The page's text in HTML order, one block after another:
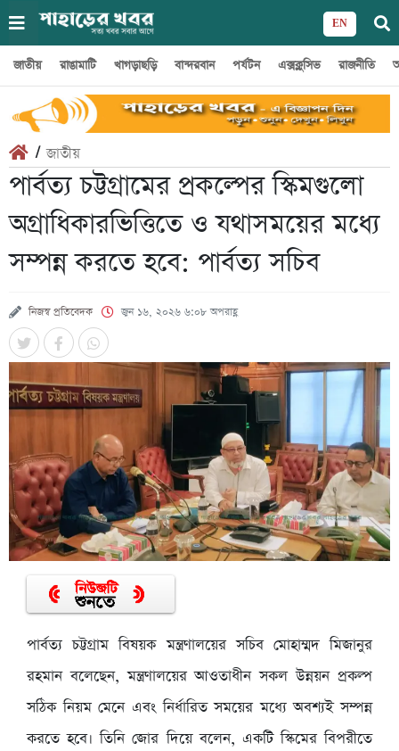
EN
জাতীয় রাঙামাটি খাগড়াছড়ি বান্দরবান পর্যটন এক্সক্লুসিভ রাজনীতি
/জাতীয়
পার্বত্য চট্টগ্রামের প্রকল্পের স্কিমগুলো
অগ্রাধিকারভিত্তিতে ও যথাসময়ের মধ্যে
সম্পন্ন করতে হবে: পার্বত্য সচিব
নিজস্ব প্রতিবেদক জুন ১৬, ২০২৬ ৬:০৮ অপরাহ্ণ
পার্বত্য চট্টগ্রাম বিষয়ক মন্ত্রণালয়ের সচিব মোহাম্মদ মিজানুর
রহমান বলেছেন, মন্ত্রণালয়ের আওতাধীন সকল উন্নয়ন প্রকল্প
সঠিক নিয়ম মেনে এবং নির্ধারিত সময়ের মধ্যে অবশ্যই সম্পন্ন
করতে হবে। তিনি জোর দিয়ে বলেন, একটি স্কিমের বিপরীতে